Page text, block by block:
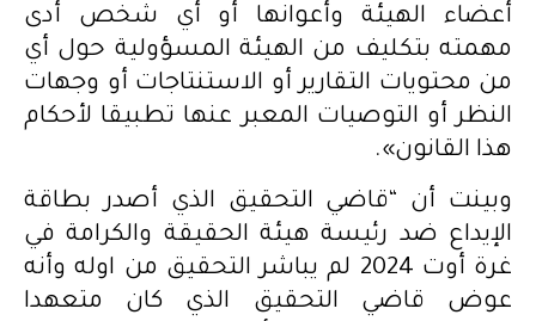
أعضاء الهيئة وأعوانها أو أي شخص أدى
مهمته بتكليف من الهيئة المسؤولية حول أي
من محتويات التقارير أو الاستنتاجات أو وجهات
النظر أو التوصيات المعبر عنها تطبيقا لأحكام
هذا القانون».
وبينت أن “قاضي التحقيق الذي أصدر بطاقة
الإيداع ضد رئيسة هيئة الحقيقة والكرامة في
غرة أوت 2024 لم يباشر التحقيق من اوله وأنه
عوض قاضي التحقيق الذي كان متعهدا